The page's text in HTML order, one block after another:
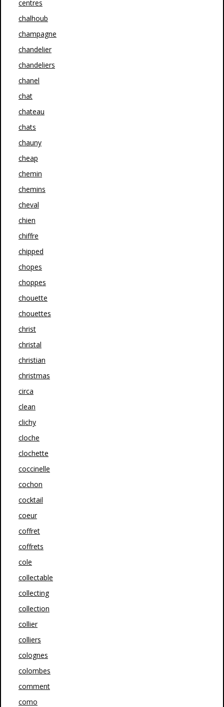
centres
chalhoub
champagne
chandelier
chandeliers
chanel
chat
chateau
chats
chauny
cheap
chemin
chemins
cheval
chien
chiffre
chipped
chopes
choppes
chouette
chouettes
christ
christal
christian
christmas
circa
clean
clichy
cloche
clochette
coccinelle
cochon
cocktail
coeur
coffret
coffrets
cole
collectable
collecting
collection
collier
colliers
colognes
colombes
comment
como